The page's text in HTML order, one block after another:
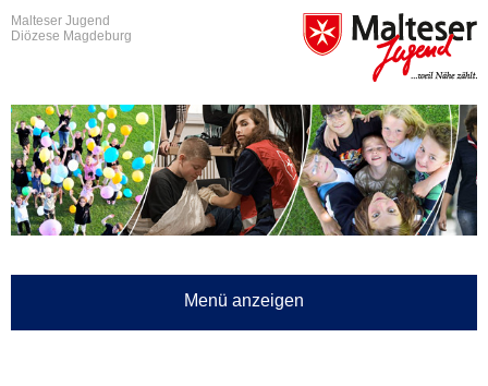
Malteser Jugend
Diözese Magdeburg
Menü anzeigen